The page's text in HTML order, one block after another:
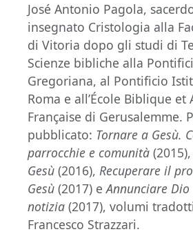
José Antonio Pagola,
insegnato Cristologia alla
di Vitoria dopo gli studi di
Scienze bibliche alla
Gregoriana, al Pontificio
Roma e all’École Biblique
Française di Gerusalemme.
pubblicato: Tornare a Gesù.
parrocchie e comunità
Gesù (2016), Recuperare il
Gesù (2017) eAnnunciare
notizia (2017), volumi
Francesco Strazzari.